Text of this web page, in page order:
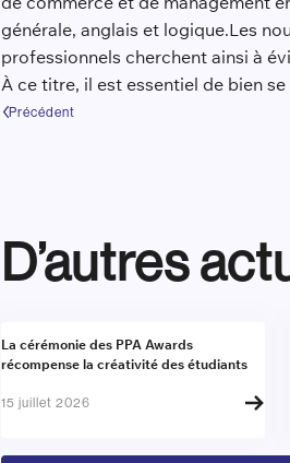
générale, anglais et logique.Les
professionnels cherchent ainsi à
À ce titre, il est essentiel de bien
Précédent
D’autres
Actualité
La cérémonie des PPA Awards
récompense la créativité des étudiants
15 juillet 2026